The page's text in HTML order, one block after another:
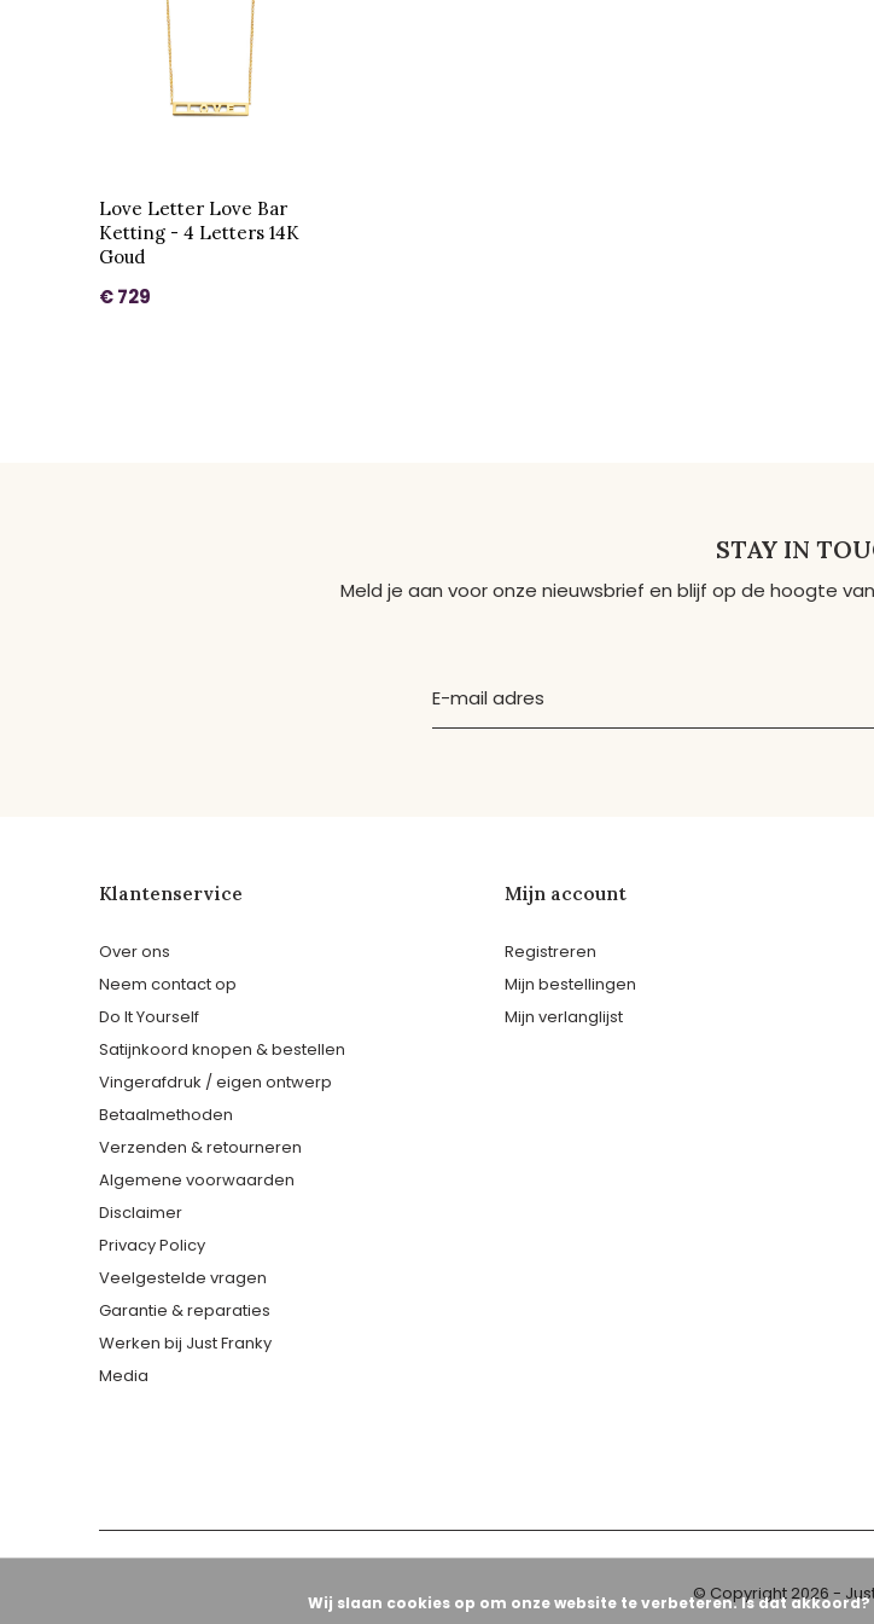
Love Letter Love Bar
Ketting - 4 Letters 14K
Goud
€ 729
STAY IN
Meld je aan voor onze nieuwsbrief en blijf op de hoogte
Klantenservice
Over ons
Neem contact op
Do It Yourself
Satijnkoord knopen & bestellen
Vingerafdruk / eigen ontwerp
Betaalmethoden
Verzenden & retourneren
Algemene voorwaarden
Disclaimer
Privacy Policy
Veelgestelde vragen
Garantie & reparaties
Werken bij Just Franky
Media
Mijn account
Registreren
Mijn bestellingen
Mijn verlanglijst
© Copyright 2026 -
Wij slaan cookies op om onze website te verbeteren. Is dat akkoord?